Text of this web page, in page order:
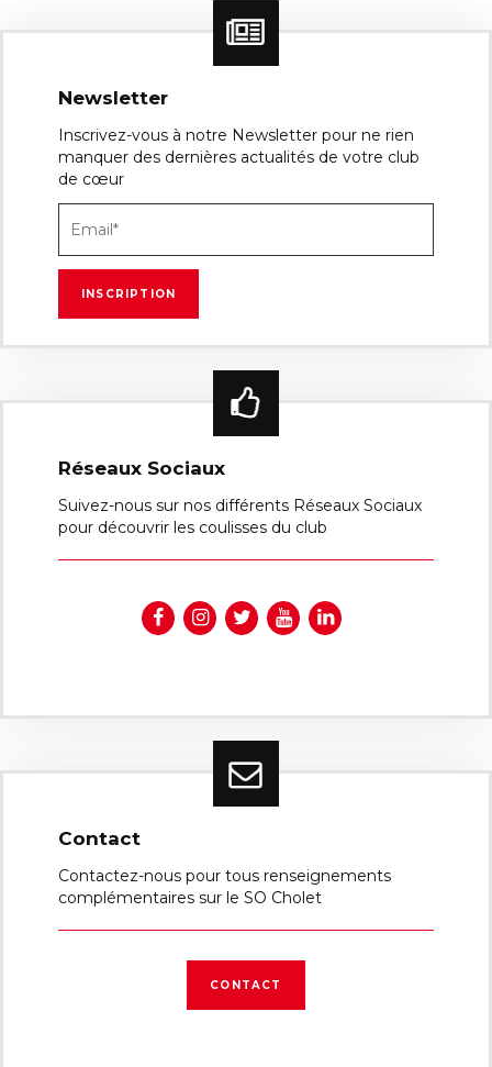
Newsletter
Inscrivez-vous à notre Newsletter pour ne rien
manquer des dernières actualités de votre club
de cœur
Réseaux Sociaux
Suivez-nous sur nos différents Réseaux Sociaux
pour découvrir les coulisses du club
Contact
Contactez-nous pour tous renseignements
complémentaires sur le SO Cholet
CONTACT